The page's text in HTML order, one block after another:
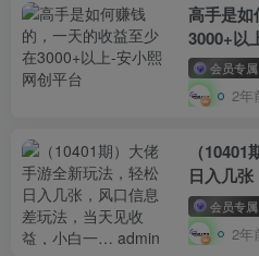
高手是如
3000+以
会员专属
2年
（
日入几
益，小白
资源站
会员专属
2年